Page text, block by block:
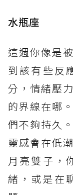
水瓶座
這週你像是
到該有些反
分，情緒壓
的界線在哪
們不夠持久
靈感會在低
月亮雙子，
緒，或是在